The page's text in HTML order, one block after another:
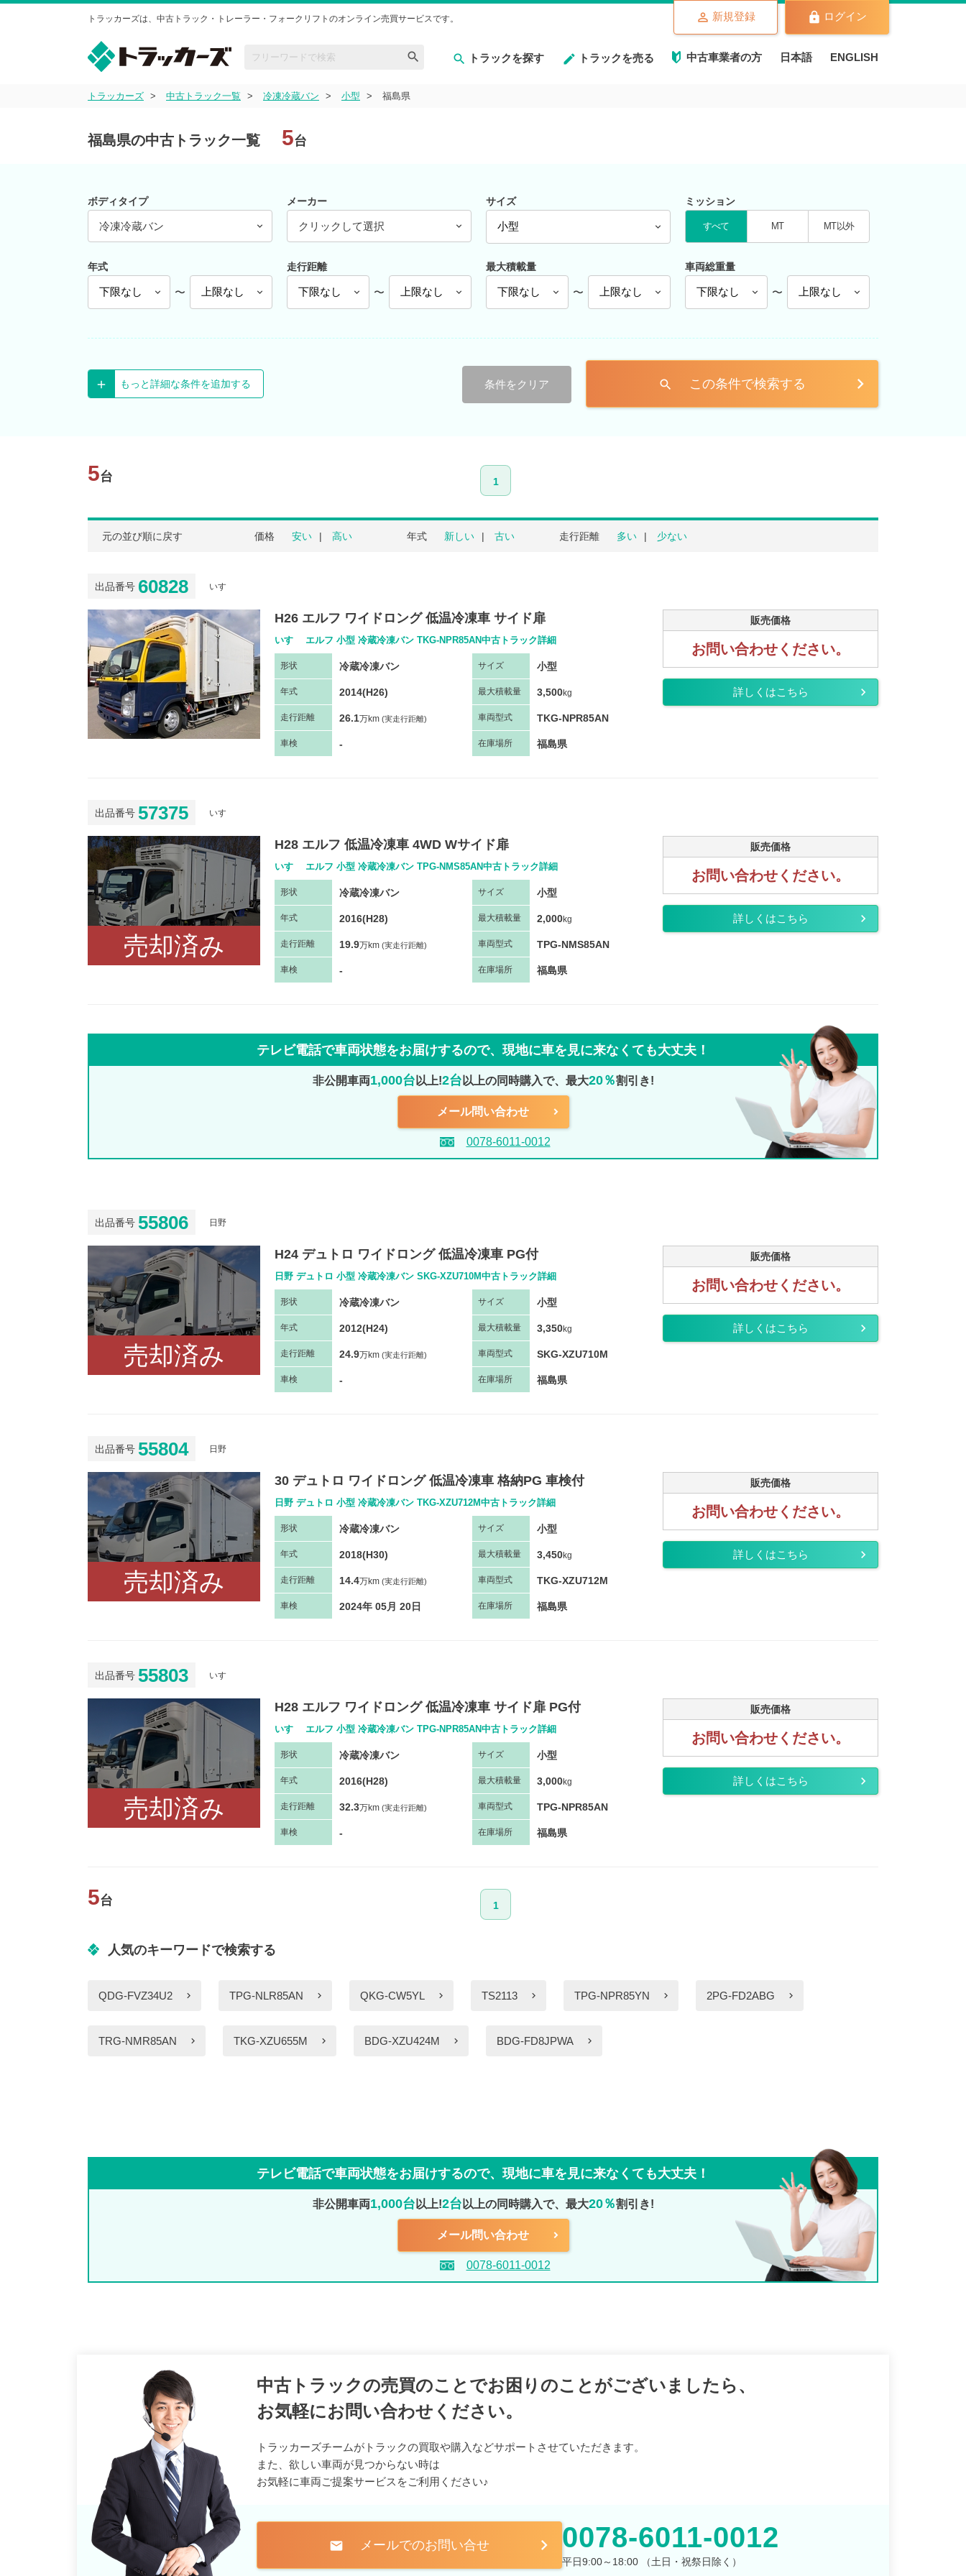
トラッカーズは、中古トラック・トレーラー・フォークリフトのオンライン売買サービスです。
トラックを探す トラックを売る 中古車業者の方 日本語 ENGLISH
新規登録 ログイン
トラッカーズ 中古トラック一覧 冷凍冷蔵バン 小型 福島県
福島県の中古トラック一覧 5台
ボディタイプ
冷凍冷蔵バン
メーカー
クリックして選択
サイズ ミッション
すべて MT MT以外
年式
〜
走行距離
〜
最大積載量
〜
車両総重量
〜
もっと詳細な条件を追加する 条件をクリア search この条件で検索する
5台 1
元の並び順に戻す 価格 安い 高い 年式 新しい 古い 走行距離 多い 少ない
出品番号 60828 いすゞ
H26 エルフ ワイドロング 低温冷凍車 サイド扉
いすゞ エルフ 小型 冷蔵冷凍バン TKG-NPR85AN中古トラック詳細
形状 冷蔵冷凍バン サイズ 小型
年式 2014(H26) 最大積載量 3,500kg
走行距離 26.1万km (実走行距離) 車両型式 TKG-NPR85AN
車検 - 在庫場所 福島県
販売価格
お問い合わせください。
詳しくはこちら
出品番号 57375 いすゞ
売却済み
H28 エルフ 低温冷凍車 4WD Wサイド扉
いすゞ エルフ 小型 冷蔵冷凍バン TPG-NMS85AN中古トラック詳細
形状 冷蔵冷凍バン サイズ 小型
年式 2016(H28) 最大積載量 2,000kg
走行距離 19.9万km (実走行距離) 車両型式 TPG-NMS85AN
車検 - 在庫場所 福島県
販売価格
お問い合わせください。
詳しくはこちら
テレビ電話で車両状態をお届けするので、 現地に車を見に来なくても大丈夫！
非公開車両1,000台 以上!2台 以上の同時購入で、最大20％割引き!
メール問い合わせ
0078-6011-0012
出品番号 55806 日野
売却済み
H24 デュトロ ワイドロング 低温冷凍車 PG付
日野 デュトロ 小型 冷蔵冷凍バン SKG-XZU710M中古トラック詳細
形状 冷蔵冷凍バン サイズ 小型
年式 2012(H24) 最大積載量 3,350kg
走行距離 24.9万km (実走行距離) 車両型式 SKG-XZU710M
車検 - 在庫場所 福島県
販売価格
お問い合わせください。
詳しくはこちら
出品番号 55804 日野
売却済み
30 デュトロ ワイドロング 低温冷凍車 格納PG 車検付
日野 デュトロ 小型 冷蔵冷凍バン TKG-XZU712M中古トラック詳細
形状 冷蔵冷凍バン サイズ 小型
年式 2018(H30) 最大積載量 3,450kg
走行距離 14.4万km (実走行距離) 車両型式 TKG-XZU712M
車検 2024年 05月 20日 在庫場所 福島県
販売価格
お問い合わせください。
詳しくはこちら
出品番号 55803 いすゞ
売却済み
H28 エルフ ワイドロング 低温冷凍車 サイド扉 PG付
いすゞ エルフ 小型 冷蔵冷凍バン TPG-NPR85AN中古トラック詳細
形状 冷蔵冷凍バン サイズ 小型
年式 2016(H28) 最大積載量 3,000kg
走行距離 32.3万km (実走行距離) 車両型式 TPG-NPR85AN
車検 - 在庫場所 福島県
販売価格
お問い合わせください。
詳しくはこちら
5台 1
人気のキーワードで検索する
QDG-FVZ34U2 TPG-NLR85AN QKG-CW5YL TS2113 TPG-NPR85YN 2PG-FD2ABG
TRG-NMR85AN TKG-XZU655M BDG-XZU424M BDG-FD8JPWA
テレビ電話で車両状態をお届けするので、 現地に車を見に来なくても大丈夫！
非公開車両1,000台 以上!2台 以上の同時購入で、最大20％割引き!
メール問い合わせ
0078-6011-0012
中古トラックの売買のことでお困りのことがございましたら、
お気軽にお問い合わせください。
トラッカーズチームがトラックの買取や購入などサポートさせていただきます。
また、欲しい車両が見つからない時は
お気軽に車両ご提案サービスをご利用ください♪
mail メールでのお問い合せ 0078-6011-0012
平日9:00～18:00 （土日・祝祭日除く）